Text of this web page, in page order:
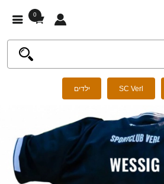
0
SC Verl ילדים